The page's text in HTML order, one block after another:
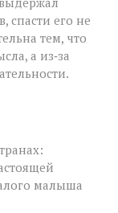
спасти его не
тем, что
а из‑за
малыша